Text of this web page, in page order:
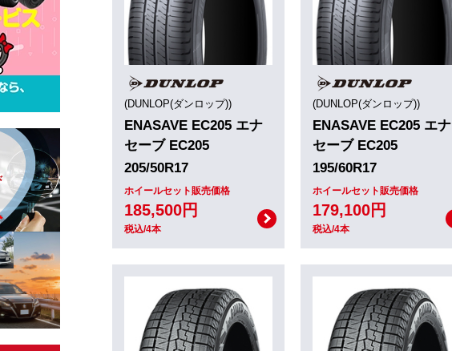
(DUNLOP(ダンロップ))
ENASAVE EC205 エナ
セーブ EC205
205/50R17
ホイールセット販売価格
185,500円
税込/4本
(DUNLOP(ダンロップ))
ENASAVE EC205 エナ
セーブ EC205
195/60R17
ホイールセット販売価格
179,100円
税込/4本